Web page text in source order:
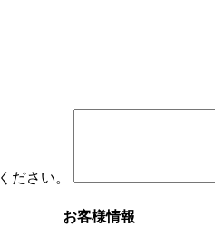
ださい。
お客様情報